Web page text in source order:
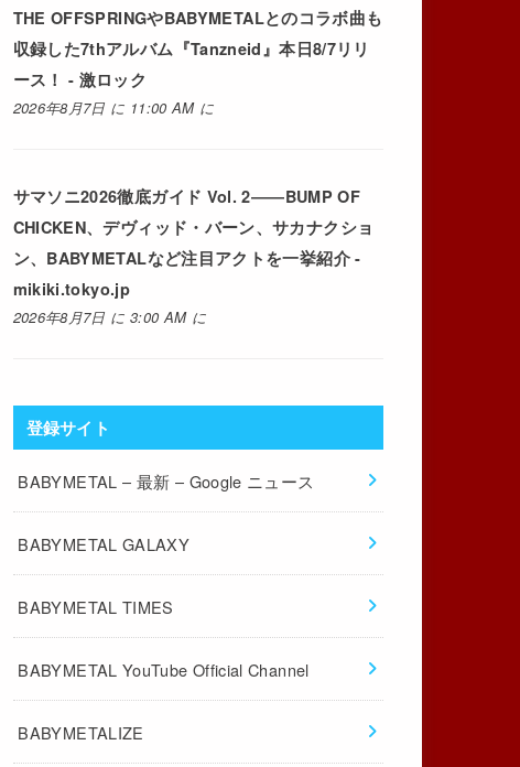
THE OFFSPRINGやBABYMETALとのコラボ曲も
収録した7thアルバム『Tanzneid』本日8/7リリ
ース！ - 激ロック
2026年8月7日 に 11:00 AM に
サマソニ2026徹底ガイド Vol. 2――BUMP OF
CHICKEN、デヴィッド・バーン、サカナクショ
ン、BABYMETALなど注目アクトを一挙紹介 -
mikiki.tokyo.jp
2026年8月7日 に 3:00 AM に
登録サイト
BABYMETAL – 最新 – Google ニュース
BABYMETAL GALAXY
BABYMETAL TIMES
BABYMETAL YouTube Official Channel
BABYMETALIZE